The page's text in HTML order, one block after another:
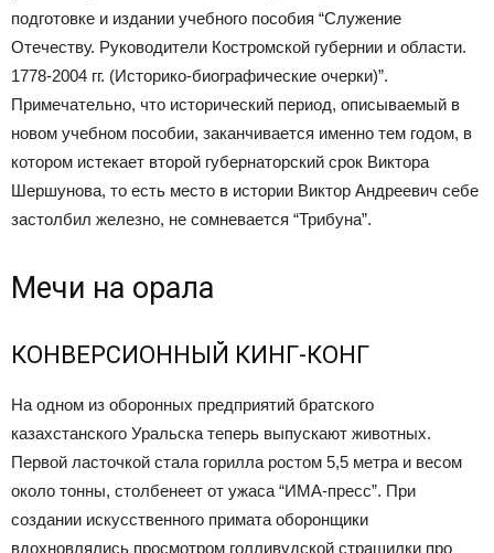
подготовке и издании учебного пособия “Служение
Отечеству. Руководители Костромской губернии и области.
1778-2004 гг. (Историко-биографические очерки)”.
Примечательно, что исторический период, описываемый в
новом учебном пособии, заканчивается именно тем годом, в
котором истекает второй губернаторский срок Виктора
Шершунова, то есть место в истории Виктор Андреевич себе
застолбил железно, не сомневается “Трибуна”.
Мечи на орала
КОНВЕРСИОННЫЙ КИНГ-КОНГ
На одном из оборонных предприятий братского
казахстанского Уральска теперь выпускают животных.
Первой ласточкой стала горилла ростом 5,5 метра и весом
около тонны, столбенеет от ужаса “ИМА-пресс”. При
создании искусственного примата оборонщики
вдохновлялись просмотром голливудской страшилки про